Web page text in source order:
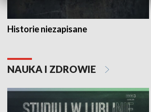
Historie niezapisane
NAUKA I ZDROWIE